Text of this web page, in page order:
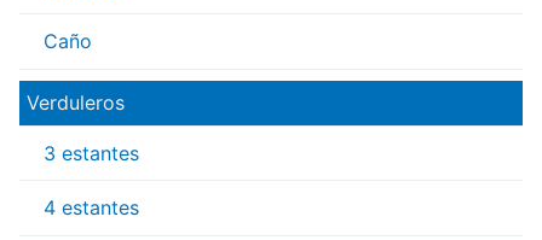
Caño
Verduleros
3 estantes
4 estantes